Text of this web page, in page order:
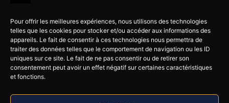
Pour offrir les meilleures expériences, nous utilisons des technologies
telles que les cookies pour stocker et/ou accéder aux informations des
appareils. Le fait de consentir à ces technologies nous permettra de
traiter des données telles que le comportement de navigation ou les ID
uniques sur ce site. Le fait de ne pas consentir ou de retirer son
consentement peut avoir un effet négatif sur certaines caractéristiques
et fonctions.
Optimisation
perf
Flexfuel
Éthanol
le blog LR
Voiture
Poids-
lourds
Engin TP
Moto-
19600 Larche
Email :
contact@lrprog.fr
Tel : 06 26 10 66 34
: 18h30